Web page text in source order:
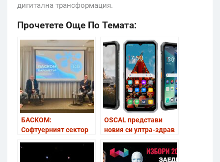
дигитална трансформация.
Прочетете Още По Темата:
БАСКОМ:
Софтуерният сектор
опорен стълб на
икономиката
OSCAL представи
новия си ултра-здрав
камера за нощно
виждане